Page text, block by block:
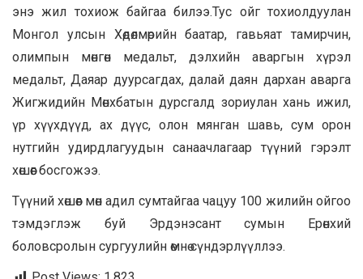
энэ жил тохиож байгаа билээ.Тус ойг тохиолдуулан
Монгол улсын Хөдөлмөрийн баатар, гавьяат тамирчин,
олимпын мөнгөн медальт, дэлхийн аваргын хүрэл
медальт, Даяар дуурсагдах, далай даян дархан аварга
Жигжидийн Мөнхбатын дурсгалд зориулан хань ижил,
үр хүүхдүүд, ах дүүс, олон мянган шавь, сум орон
нутгийн удирдлагуудын санаачлагаар түүний гэрэлт
хөшөөг босгожээ.
Түүний хөшөөг мөн адил сумтайгаа чацуу 100 жилийн ойгоо
тэмдэглэж буй Эрдэнэсант сумын Ерөнхий
боловсролын сургуулийн өмнө сүндэрлүүллээ.